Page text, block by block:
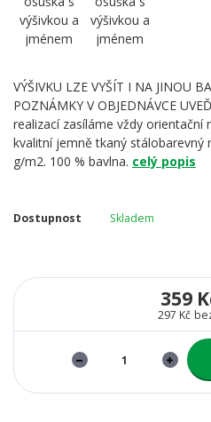
VÝŠIVKU LZE VYŠÍT I NA JINOU
POZNÁMKY V OBJEDNÁVCE
realizací zasíláme vždy orientační
kvalitní jemně tkaný stálobarevný
g/m2. 100 % bavlna. celý popis
Dostupnost Skladem
359
297 Kč